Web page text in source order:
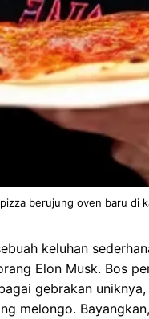
berujung oven baru di
keluhan
Elon Musk. Bos
gebrakan
melongo.